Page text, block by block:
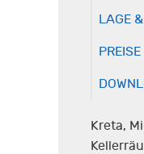
LAGE
PREISE
Kreta,